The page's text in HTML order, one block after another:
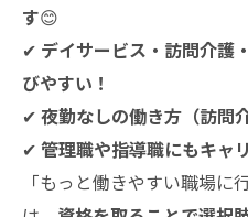
す😊
✔ デイサービス・訪問介護
びやすい！
✔ 夜勤なしの働き方（訪問
✔ 管理職や指導職にもキャ
「もっと働きやすい職場に